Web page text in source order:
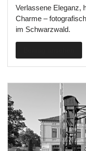
Verlassene Eleganz,
Charme –
im Schwarzwald.